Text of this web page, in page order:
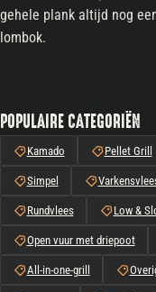
gehele plank altijd nog
lombok.
POPULAIRE CATEGORIËN
Kamado Pellet Grill
Simpel
Rundvlees Low &
Open vuur met driepoot
All-in-one-grill